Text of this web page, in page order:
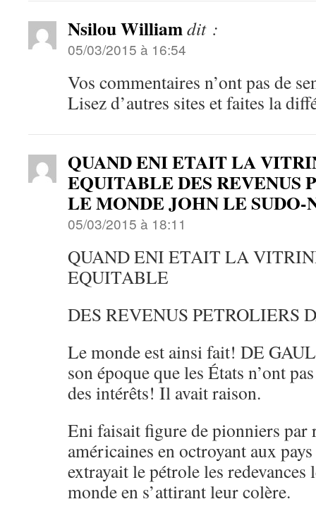
Nsilou Williamdit :
05/03/2015 à 16:54
Vos commentaires n’ont pas de
Lisez d’autres sites et faites la
QUAND ENI ETAIT LA
EQUITABLE DES REVENUS
LE MONDE JOHN LE SUDO-
05/03/2015 à 18:11
QUAND ENI ETAIT LA
EQUITABLE
DES REVENUS PETROLIERS
Le monde est ainsi fait! DE
son époque que les États n’ont
des intérêts! Il avait raison.
Eni faisait figure de pionniers par
américaines en octroyant aux
extrayait le pétrole les redevances
monde en s’attirant leur colère.